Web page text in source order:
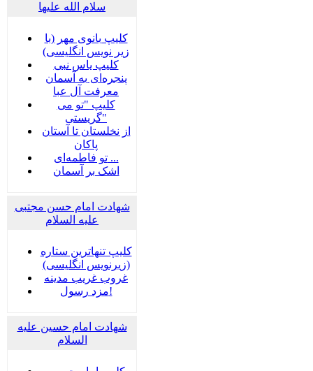
سلام الله علیها
کلیپ بانوی مهر (با
زیر نویس انگلیسی)
کلیپ یاس نبی
پنجره‌ای به آسمان
معرفت آل عبا
کلیپ "تو می
گریستی"
از نخلستان تا آستان
پاکان
تو فاطمه‌ای ...
اشک بر آسمان
شهادت امام حسن مجتبی
علیه السلام
کلیپ تنهاترین ستاره
(زیرنویس انگلیسی)
غروب غریب مدینه
مزد رسول!
شهادت امام حسین علیه
السلام